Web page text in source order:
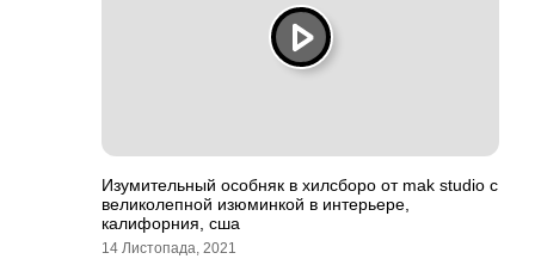
Изумительный особняк в хилсборо от mak studio с
великолепной изюминкой в интерьере,
калифорния, сша
14 Листопада, 2021